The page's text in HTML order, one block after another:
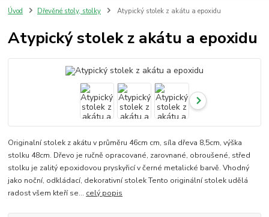
Úvod Dřevěné stoly, stolky Atypický stolek z akátu a epoxidu
Atypický stolek z akátu a epoxidu
Originalní stolek z akátu v průměru 46cm cm, síla dřeva 8,5cm, výška
stolku 48cm. Dřevo je ručně opracované, zarovnané, obroušené, střed
stolku je zalitý epoxidovou pryskyřicí v černé metalické barvě. Vhodný
jako noční, odkládací, dekorativní stolek Tento originální stolek udělá
radost všem kteří se... celý popis